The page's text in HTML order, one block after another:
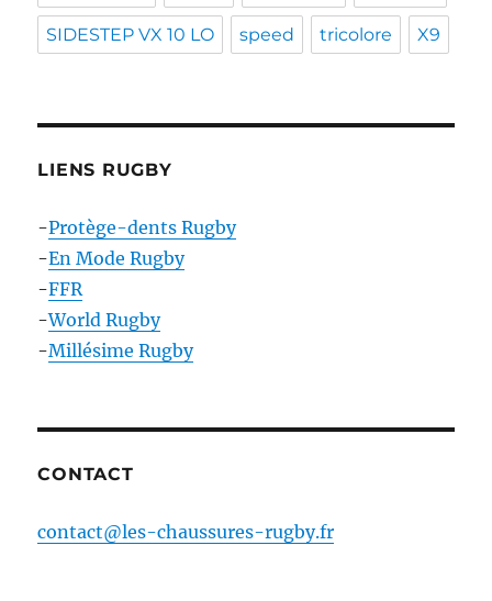
SIDESTEP VX 10 LO speed tricolore X9
LIENS RUGBY
-Protège-dents Rugby
-En Mode Rugby
-FFR
-World Rugby
-Millésime Rugby
CONTACT
contact@les-chaussures-rugby.fr